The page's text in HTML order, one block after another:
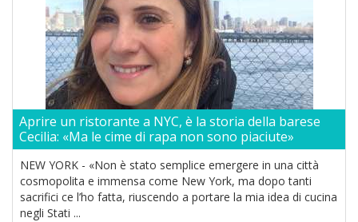
Aprire un ristorante a NYC, è la storia della barese
Cecilia: «Ma le cime di rapa non sono piaciute»
NEW YORK - «Non è stato semplice emergere in una città
cosmopolita e immensa come New York, ma dopo tanti
sacrifici ce l’ho fatta, riuscendo a portare la mia idea di cucina
negli Stati ...